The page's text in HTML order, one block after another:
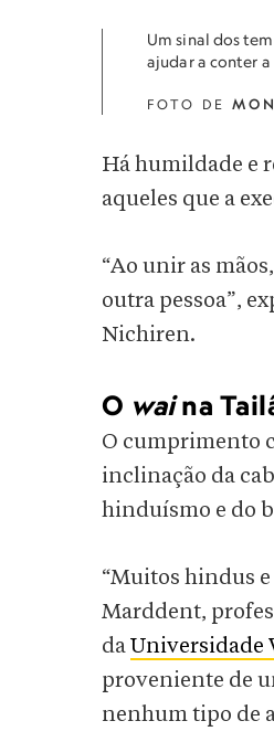
Um sinal dos
ajudar a conter
FOTO DE
Há humildade e
aqueles que a
“Ao unir as
outra pessoa”,
Nichiren.
O waina
O cumprimento
inclinação da
hinduísmo e do
“Muitos hindus
Marddent,
daUniversidade
proveniente de
nenhum tipo de